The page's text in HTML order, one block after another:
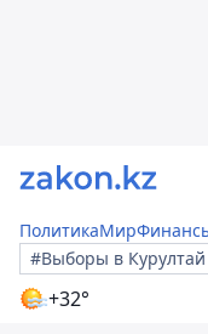
ПолитикаМир
#Выборы в Курултай
+32°